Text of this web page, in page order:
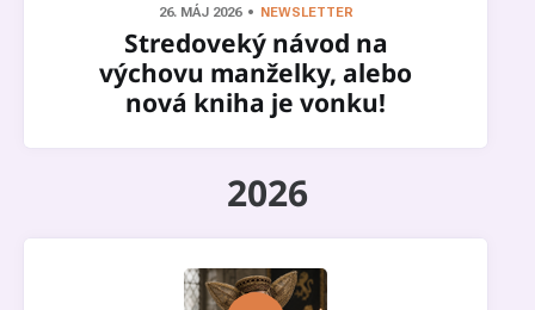
26. MÁJ 2026 NEWSLETTER
Stredoveký návod na
výchovu manželky, alebo
nová kniha je vonku!
2026